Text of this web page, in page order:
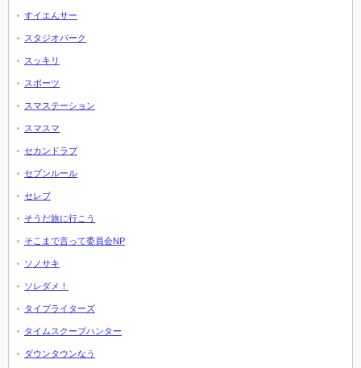
すイエんサー
スタジオパーク
スッキリ
スポーツ
スマステーション
スマスマ
セカンドラブ
セブンルール
セレブ
そうだ旅に行こう
そこまで言って委員会NP
ソノサキ
ソレダメ！
タイプライターズ
タイムスクープハンター
ダウンタウンなう